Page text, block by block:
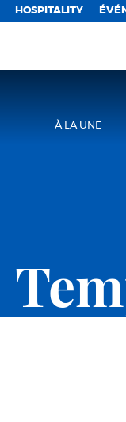
HOSPITALITY
À LA UNE